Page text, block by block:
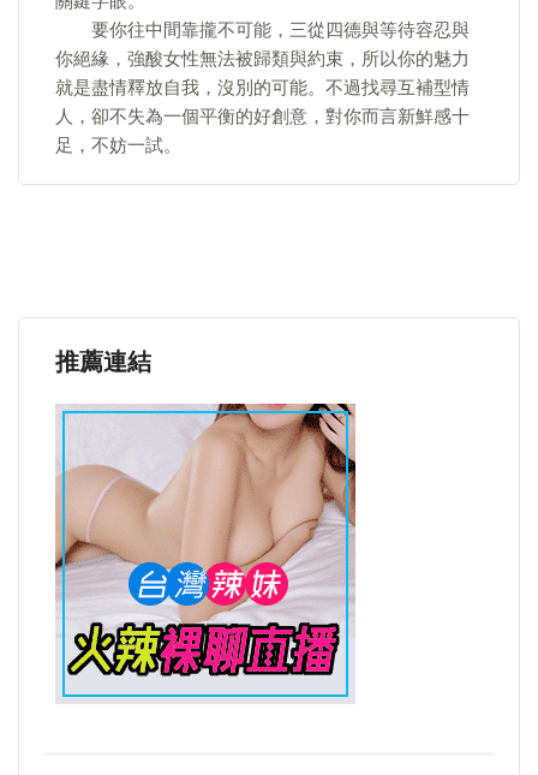
要你往中間靠攏不可能，三從四德與等待容忍與
你絕緣，強酸女性無法被歸類與約束，所以你的魅力
就是盡情釋放自我，沒別的可能。不過找尋互補型情
人，卻不失為一個平衡的好創意，對你而言新鮮感十
足，不妨一試。
推薦連結